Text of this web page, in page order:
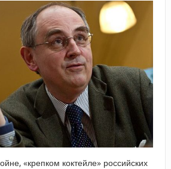
«крепком коктейле» российских